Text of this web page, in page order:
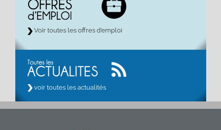
Voir toutes les offres d’emploi
voir toutes les actualités